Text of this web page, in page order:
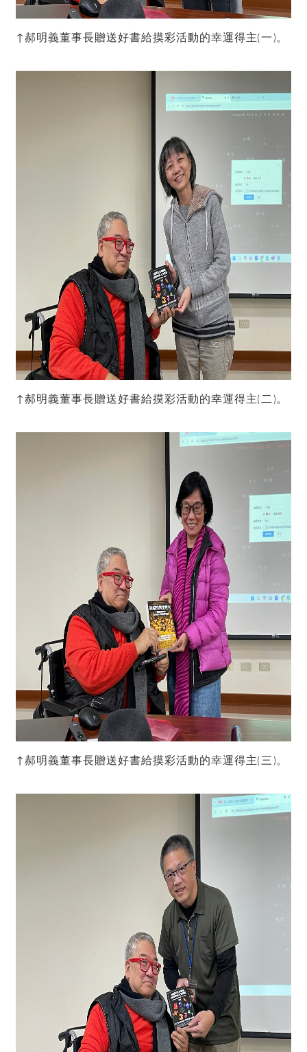
↑郝明義董事長贈送好書給摸彩活動的幸運得主(一)。
↑郝明義董事長贈送好書給摸彩活動的幸運得主(二)。
↑郝明義董事長贈送好書給摸彩活動的幸運得主(三)。